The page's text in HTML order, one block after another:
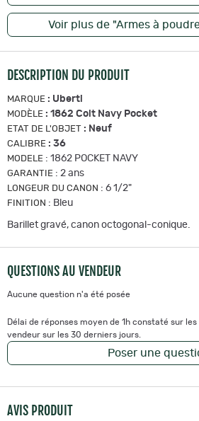
Voir plus de "Armes à
DESCRIPTION DU PRODUIT
MARQUE : Uberti
MODÈLE : 1862 Colt Navy Pocket
ETAT DE L'OBJET : Neuf
CALIBRE : 36
MODELE : 1862 POCKET NAVY
GARANTIE : 2 ans
LONGEUR DU CANON : 6 1/2"
FINITION : Bleu
Barillet gravé, canon octogonal-conique.
QUESTIONS AU VENDEUR
Aucune question n'a été posée
Délai de réponses moyen de 1h constaté sur
vendeur sur les 30 derniers jours.
Poser une
AVIS PRODUIT